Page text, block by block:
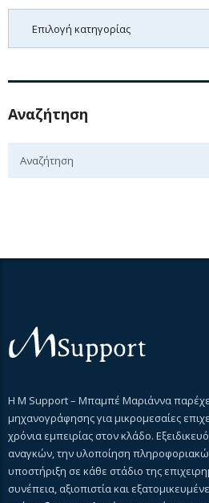
Επιλογή κατηγορίας
Αναζήτηση
Η M Support – Μπαμπέ Μαριάννα
μηχανογράφησης για μικρομεσαίες
χρόνια εμπειρίας στον κλάδο.
αναγκών, την υλοποίηση
υποστήριξη σε κάθε στάδιο της
συνέπεια, αξιοπιστία και